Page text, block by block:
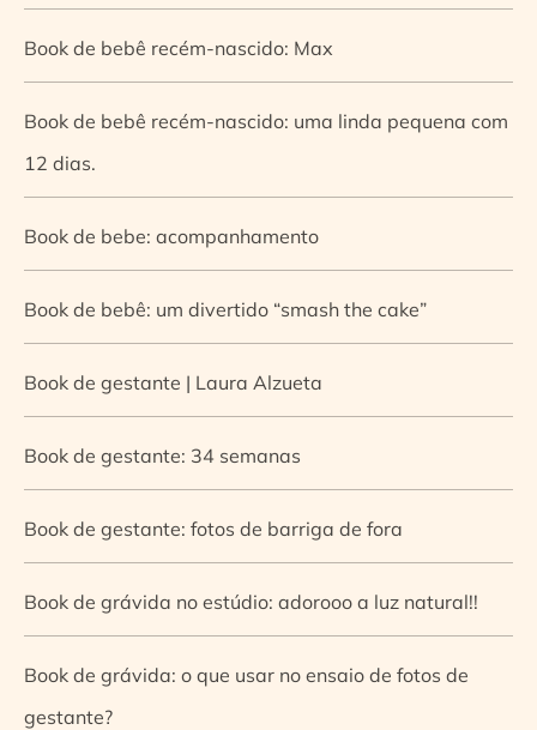
Book de bebê recém-nascido: Max
Book de bebê recém-nascido: uma linda pequena com
12 dias.
Book de bebe: acompanhamento
Book de bebê: um divertido “smash the cake”
Book de gestante | Laura Alzueta
Book de gestante: 34 semanas
Book de gestante: fotos de barriga de fora
Book de grávida no estúdio: adorooo a luz natural!!
Book de grávida: o que usar no ensaio de fotos de
gestante?